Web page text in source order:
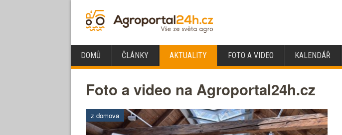
DOMŮ ČLÁNKY AKTUALITY FOTO A VIDEO KALENDÁŘ
Foto a video na Agroportal24h.cz
z domova